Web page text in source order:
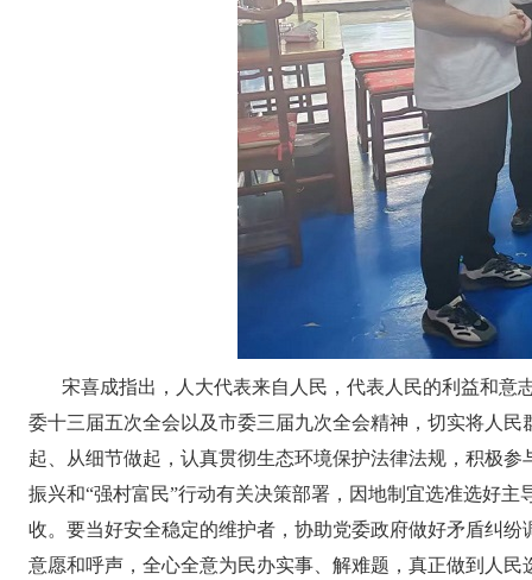
宋喜成指出，人大代表来自人民，代表人民的利益和
委十三届五次全会以及市委三届九次全会精神，切实将人
起、从细节做起，认真贯彻生态环境保护法律法规，积极
振兴和“强村富民”行动有关决策部署，因地制宜选准选好
收。要当好安全稳定的维护者，协助党委政府做好矛盾纠
意愿和呼声，全心全意为民办实事、解难题，真正做到人